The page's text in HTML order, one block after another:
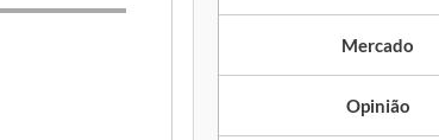
Mercado
Opinião